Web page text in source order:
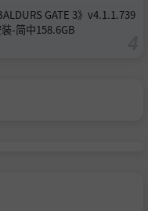
GATE 3》v4.1.1.739
-简中158.6GB